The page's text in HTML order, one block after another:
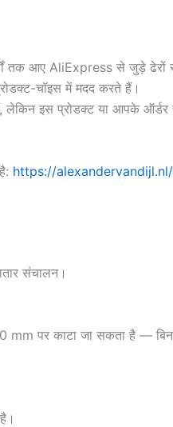
तक आए AliExpress से जुड़े ढेरों
चॉइस में मदद करते हैं।
, लेकिन इस प्रोडक्ट या आपके
https://
संचालन।
mm पर काटा जा सकता है —